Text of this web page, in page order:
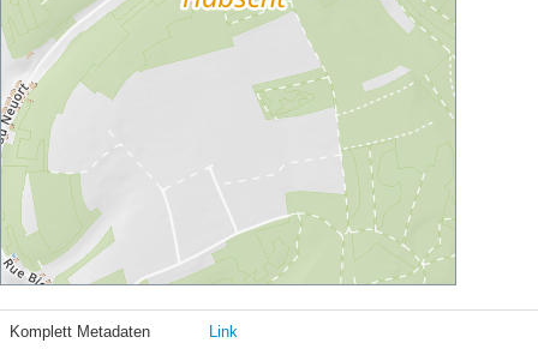
Komplett Metadaten Link